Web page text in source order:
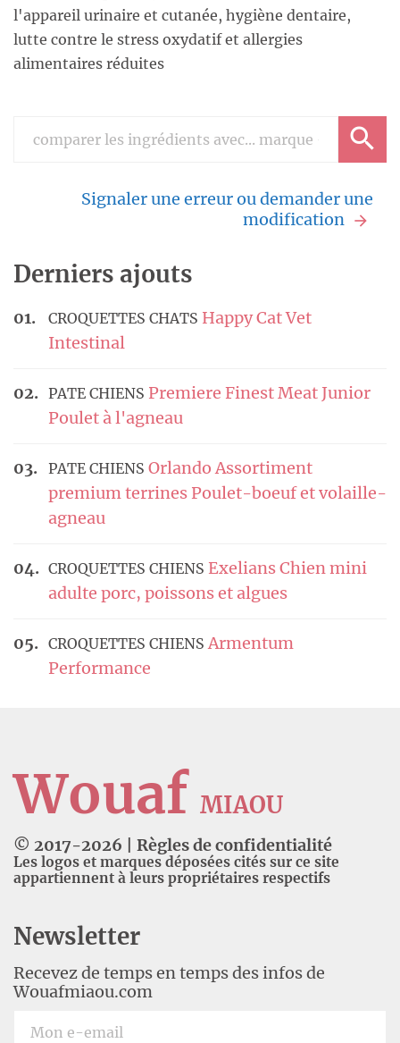
l'appareil urinaire et cutanée, hygiène dentaire,
lutte contre le stress oxydatif et allergies
alimentaires réduites
Signaler une erreur ou demander une
modification
Derniers ajouts
CROQUETTES CHATS Happy Cat Vet
Intestinal
PATE CHIENS Premiere Finest Meat Junior
Poulet à l'agneau
PATE CHIENS Orlando Assortiment
premium terrines Poulet-boeuf et volaille-
agneau
CROQUETTES CHIENS Exelians Chien mini
adulte porc, poissons et algues
CROQUETTES CHIENSArmentum
Performance
Wouaf MIAOU
© 2017-2026 Règles de confidentialité
Les logos et marques déposées cités sur ce site
appartiennent à leurs propriétaires respectifs
Newsletter
Recevez de temps en temps des infos de
Wouafmiaou.com